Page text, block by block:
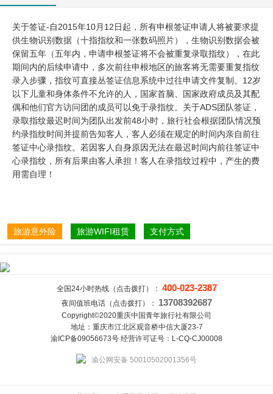
关于签证-自2015年10月12日起，所有申根签证申请人将被要求提
供生物识别数据（十指指纹和一张数码照片），生物识别数据会被
保留五年（五年内，申请申根签证将不会被重复录取指纹），在此
期间内的后续申请中，多次前往申根地区的旅客将无需要重复指纹
录入步骤，指纹可直接丛签证信息系统中过往申请文件复制。12岁
以下儿童和身体条件不允许的人，国家首脑、国家政府成员及其配
偶和他们官方访问团的成员可以免于录指纹。关于ADS团队签证，
录取指纹最迟时间为团队出发前48小时，旅行社会根据团队情况预
约录指纹时间并提前告知客人，客人必须在规定的时间内亲自前往
签证中心录指纹。若因客人自身原因无法在最迟时间内前往签证中
心录指纹，所有后果由客人承担！客人在录指纹过程中，产生的费
用需自理！
旅游意外险 旅游WIFI租赁 支付方式
全国24小时热线（点击拨打）： 400-023-2387
夜间值班电话（点击拨打）： 13708392687
Copyright©2020重庆中国青年旅行社有限公司
地址：重庆市江北区观音桥中信大厦23-7
渝ICP备09056673号 经营许可证号：L-CQ-CJ00008
渝公网安备 50010502001356号